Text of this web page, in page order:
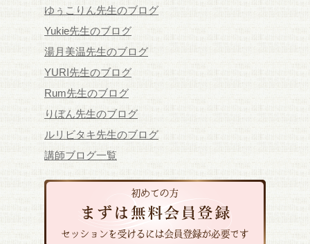
ゆぅこりん先生のブログ
Yukie先生のブログ
湯月美温先生のブログ
YURI先生のブログ
Rum先生のブログ
りぼん先生のブログ
ルリビタキ先生のブログ
講師ブログ一覧